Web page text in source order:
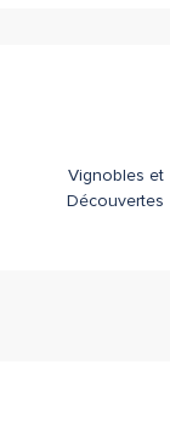
Vignobles et
Découvertes